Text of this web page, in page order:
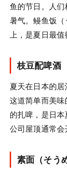
鱼的节日。人
暑气。鳗鱼饭
上，是夏日最值
枝豆配啤酒
夏天在日本的居
这道简单而美
的扎啤，是日
公司屋顶通常会
素面（そう